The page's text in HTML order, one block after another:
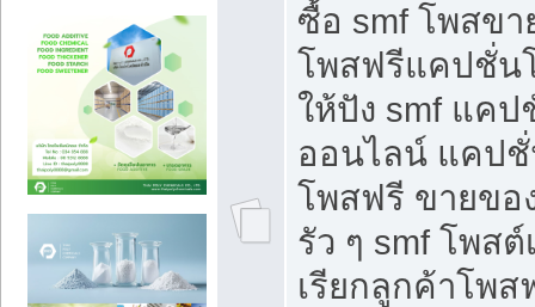
ซื้อ smf โพสข
โพสฟรีแคปชั่น
ให้ปัง smf แค
ออนไลน์ แคป
โพสฟรี ขายขอ
รัว ๆ smf โพส
เรียกลูกค้าโพส